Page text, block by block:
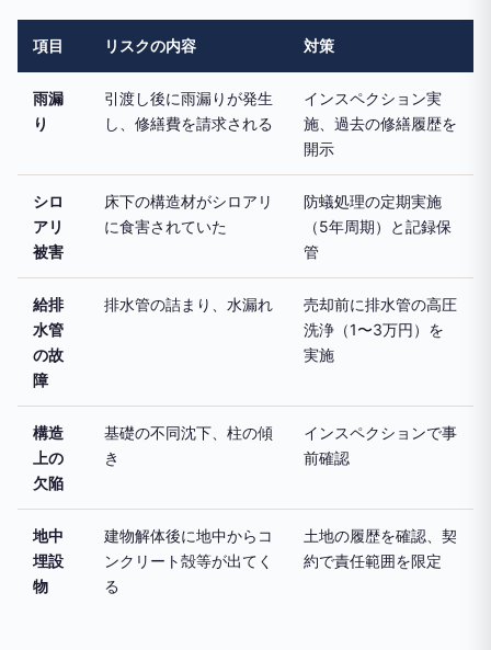
項目 リスクの内容 対策
雨漏
り
引渡し後に雨漏りが発生
し、修繕費を請求される
インスペクション実
施、過去の修繕履歴を
開示
シロ
アリ
被害
床下の構造材がシロアリ
に食害されていた
防蟻処理の定期実施
（5年周期）と記録保
管
給排
水管
の故
障
排水管の詰まり、水漏れ
売却前に排水管の高圧
洗浄（1〜3万円）を
実施
構造
上の
欠陥
基礎の不同沈下、柱の傾
き
インスペクションで事
前確認
地中
埋設
物
建物解体後に地中からコ
ンクリート殻等が出てく
る
土地の履歴を確認、契
約で責任範囲を限定